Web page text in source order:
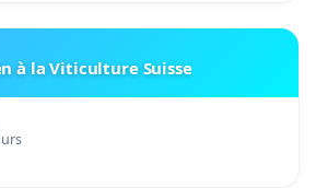
maximum de parents à
à ce débat simplement par
la Ligue des Familles, forte des
à la Viticulture Suisse